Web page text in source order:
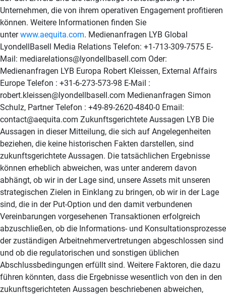
Unternehmen, die von ihrem operativen Engagement profitieren
können. Weitere Informationen finden Sie
unterwww.aequita.com. Medienanfragen LYB Global
LyondellBasell Media Relations Telefon: +1-713-309-7575 E-
Mail: mediarelations@lyondellbasell.com Oder:
Medienanfragen LYB Europa Robert Kleissen, External Affairs
Europe Telefon : +31-6-273-573-98 E-Mail :
robert.kleissen@lyondellbasell.com Medienanfragen Simon
Schulz, Partner Telefon : +49-89-2620-4840-0 Email:
contact@aequita.com Zukunftsgerichtete Aussagen LYB Die
Aussagen in dieser Mitteilung, die sich auf Angelegenheiten
beziehen, die keine historischen Fakten darstellen, sind
zukunftsgerichtete Aussagen. Die tatsächlichen Ergebnisse
können erheblich abweichen, was unter anderem davon
abhängt, ob wir in der Lage sind, unsere Assets mit unseren
strategischen Zielen in Einklang zu bringen, ob wir in der Lage
sind, die in der Put-Option und den damit verbundenen
Vereinbarungen vorgesehenen Transaktionen erfolgreich
abzuschließen, ob die Informations- und Konsultationsprozesse
der zuständigen Arbeitnehmervertretungen abgeschlossen sind
und ob die regulatorischen und sonstigen üblichen
Abschlussbedingungen erfüllt sind. Weitere Faktoren, die dazu
führen könnten, dass die Ergebnisse wesentlich von den in den
zukunftsgerichteten Aussagen beschriebenen abweichen,